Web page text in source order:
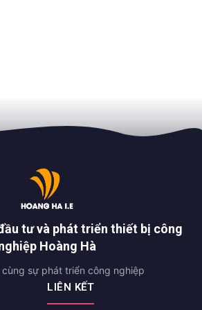
tư và phát triển thiết bị công
Hoàng Hà
sự phát triển công nghiệp
LIÊN KẾT